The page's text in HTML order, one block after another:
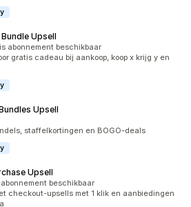
Upsell
abonnement beschikbaar
gratis cadeau bij aankoop, koop x krijg y en
Upsell
staffelkortingen en BOGO-deals
Upsell
beschikbaar
checkout-upsells met 1 klik en aanbiedingen